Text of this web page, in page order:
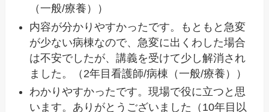
（一般/療養））
内容が分かりやすかったです。もともと急変
が少ない病棟なので、急変に出くわした場合
は不安でしたが、講義を受けて少し解消され
ました。（2年目看護師/病棟（一般/療養））
わかりやすかったです。現場で役に立つと思
います。ありがとうございました（10年目以